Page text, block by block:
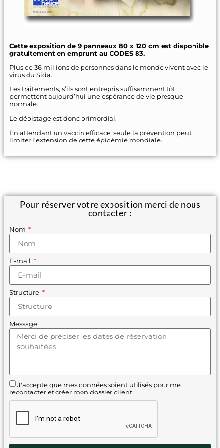
Cette exposition de 9 panneaux 80 x 120 cm est disponible
gratuitement en emprunt au CODES 83.
Plus de 36 millions de personnes dans le monde vivent avec le
virus du Sida.
Les traitements, s’ils sont entrepris suffisamment tôt,
permettent aujourd’hui une espérance de vie presque
normale.
Le dépistage est donc primordial.
En attendant un vaccin efficace, seule la prévention peut
limiter l’extension de cette épidémie mondiale.
Pour réserver votre exposition merci de nous
contacter :
Nom
E-mail
Structure
Message
J'accepte que mes données soient utilisés pour me
recontacter et créer mon dossier client.